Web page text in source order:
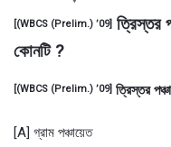
BanglaQuiz
Latest
Questions
[(WBCS (Prelim.) ’09] ত্রিস্তর
কোনটি ?
[(WBCS (Prelim.) ’09] ত্রিস্তর
[A] গ্রাম পঞ্চায়েত